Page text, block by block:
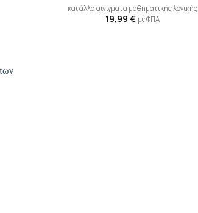
και άλλα αινίγματα μαθηματικής λογικής
19,99 € με ΦΠΑ